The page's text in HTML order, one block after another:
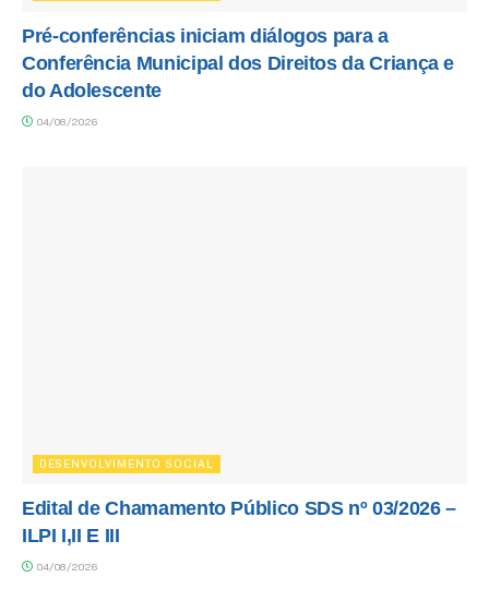
Pré-conferências iniciam diálogos para a
Conferência Municipal dos Direitos da Criança e
do Adolescente
04/08/2026
DESENVOLVIMENTO SOCIAL
Edital de Chamamento Público SDS nº 03/2026 –
ILPI I,II E III
04/08/2026